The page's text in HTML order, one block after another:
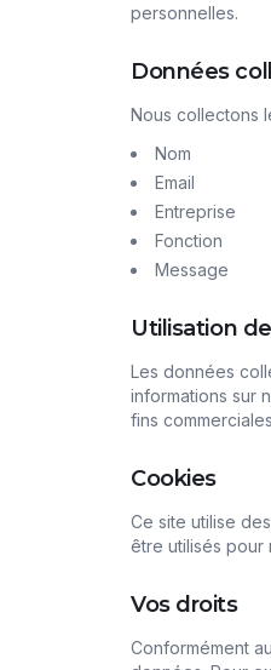
personnelles.
Données
Nous collectons
Nom
Email
Entreprise
Fonction
Message
Utilisation
Les données
informations sur
fins
Cookies
Ce site utilise
être utilisés pour
Vos droits
Conformément